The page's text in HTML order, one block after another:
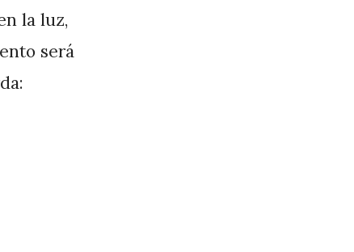
la luz,
será